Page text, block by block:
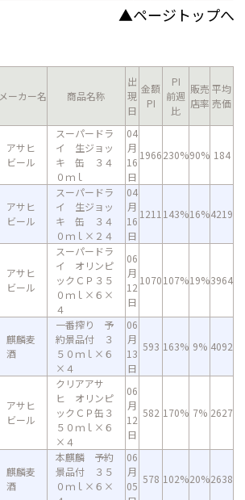
▲ページトップへ
メーカー名 商品名称
出
現
日
金額
PI
PI
前週
比
販売
店率
平均
売価
アサヒ
ビール
スーパードラ
イ 生ジョッ
キ 缶 ３４
０ｍｌ
04
月
16
日
1966230%90% 184
アサヒ
ビール
スーパードラ
イ 生ジョッ
キ 缶 ３４
０ｍｌ×２４
04
月
16
日
1211 143%16%4219
アサヒ
ビール
スーパードラ
イ オリンピ
ックＣＰ３５
０ｍｌ×６×
４
06
月
12
日
1070107%19%3964
麒麟麦
酒
一番搾り 予
約景品付 ３
５０ｍｌ×６
×４
06
月
13
日
593 163% 9% 4092
アサヒ
ビール
クリアアサ
ヒ オリンピ
ックＣＰ缶３
５０ｍｌ×６
×４
06
月
12
日
582 170% 7% 2627
麒麟麦
酒
本麒麟 予約
景品付 ３５
０ｍｌ×６×
06
月
05
578 102%20%2638